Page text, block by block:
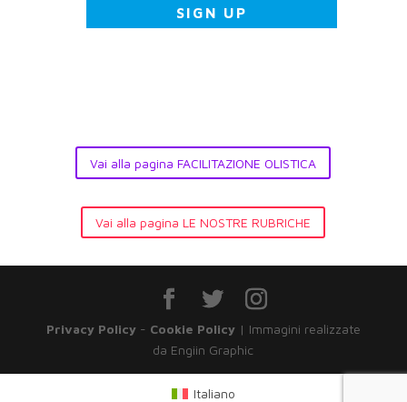
Vai alla pagina FACILITAZIONE OLISTICA
Vai alla pagina LE NOSTRE RUBRICHE
Privacy Policy- Cookie Policy| Immagini realizzate
da Engiin Graphic
Italiano